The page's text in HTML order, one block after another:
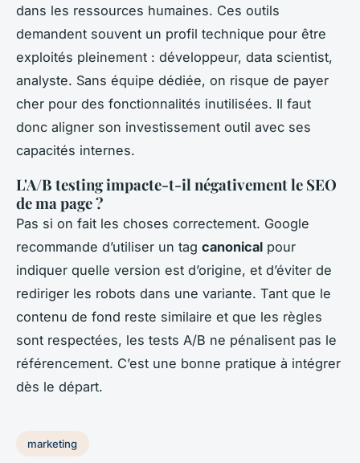
dans les ressources humaines. Ces outils
demandent souvent un profil technique pour être
exploités pleinement : développeur, data scientist,
analyste. Sans équipe dédiée, on risque de payer
cher pour des fonctionnalités inutilisées. Il faut
donc aligner son investissement outil avec ses
capacités internes.
L'A/B testing impacte-t-il négativement le SEO
de ma page ?
Pas si on fait les choses correctement. Google
recommande d’utiliser un tag canonical pour
indiquer quelle version est d’origine, et d’éviter de
rediriger les robots dans une variante. Tant que le
contenu de fond reste similaire et que les règles
sont respectées, les tests A/B ne pénalisent pas le
référencement. C’est une bonne pratique à intégrer
dès le départ.
marketing